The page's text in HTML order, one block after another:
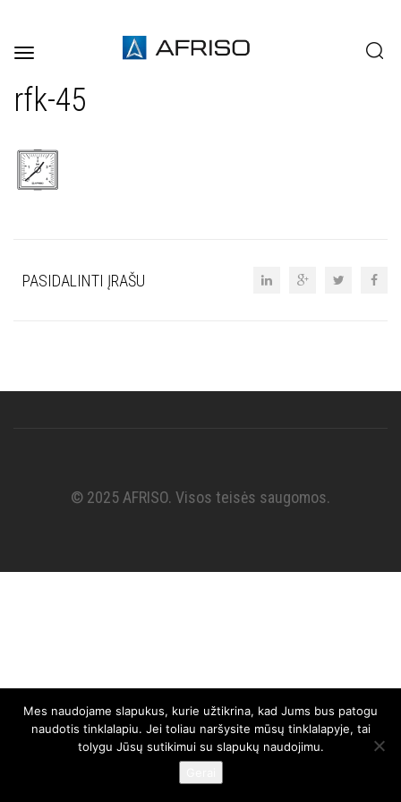
Toggle
rfk-45
PASIDALINTI ĮRAŠU
© 2025 AFRISO. Visos teisės saugomos.
Mes naudojame slapukus, kurie užtikrina, kad Jums bus patogu
naudotis tinklalapiu. Jei toliau naršysite mūsų tinklalapyje, tai
tolygu Jūsų sutikimui su slapukų naudojimu.